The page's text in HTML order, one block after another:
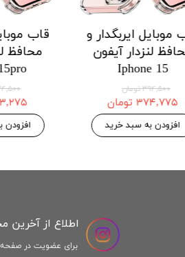
قاب
محافظ
X9a
افزودن
ایربگدار و
لنزدار هواوی
Huawei Honor
۱۲۱,۱۲۵ تومان
به سبد خرید
اطلاع از
برای عضویت در صفحه